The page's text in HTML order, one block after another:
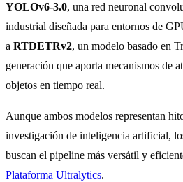
YOLOv6-3.0, una red neuronal
industrial diseñada para entornos de
a RTDETRv2, un modelo basado en
generación que aporta mecanismos de
objetos en tiempo real.
Aunque ambos modelos representan
investigación de inteligencia artificial,
buscan el pipeline más versátil y
Plataforma Ultralytics.